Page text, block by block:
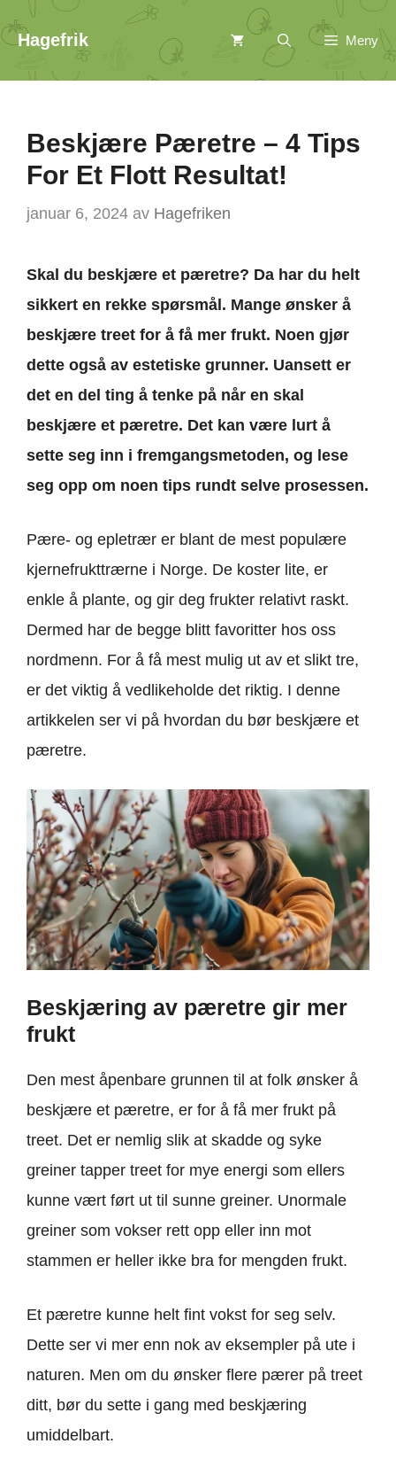
Hopp
til
innhold
Hagefrik Meny
Beskjære Pæretre – 4 Tips
For Et Flott Resultat!
januar 6, 2024 av Hagefriken
Skal du beskjære et pæretre? Da har du helt
sikkert en rekke spørsmål. Mange ønsker å
beskjære treet for å få mer frukt. Noen gjør
dette også av estetiske grunner. Uansett er
det en del ting å tenke på når en skal
beskjære et pæretre. Det kan være lurt å
sette seg inn i fremgangsmetoden, og lese
seg opp om noen tips rundt selve prosessen.
Pære- og epletrær er blant de mest populære
kjernefrukttrærne i Norge. De koster lite, er
enkle å plante, og gir deg frukter relativt raskt.
Dermed har de begge blitt favoritter hos oss
nordmenn. For å få mest mulig ut av et slikt tre,
er det viktig å vedlikeholde det riktig. I denne
artikkelen ser vi på hvordan du bør beskjære et
pæretre.
Beskjæring av pæretre gir mer
frukt
Den mest åpenbare grunnen til at folk ønsker å
beskjære et pæretre, er for å få mer frukt på
treet. Det er nemlig slik at skadde og syke
greiner tapper treet for mye energi som ellers
kunne vært ført ut til sunne greiner. Unormale
greiner som vokser rett opp eller inn mot
stammen er heller ikke bra for mengden frukt.
Et pæretre kunne helt fint vokst for seg selv.
Dette ser vi mer enn nok av eksempler på ute i
naturen. Men om du ønsker flere pærer på treet
ditt, bør du sette i gang med beskjæring
umiddelbart.